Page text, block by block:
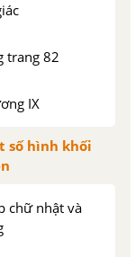
trang 82
IX
số hình khối
chữ nhật và